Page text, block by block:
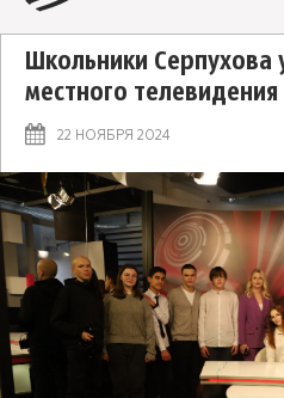
Школьники Серпухова
местного телевидения
22 НОЯБРЯ 2024